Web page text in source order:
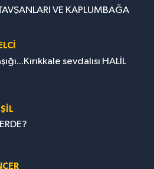
VE KAPLUMBAĞA
sevdalısı HALİL